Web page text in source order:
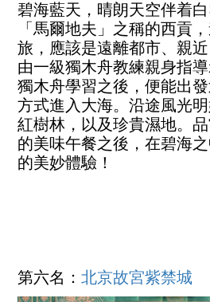
碧海藍天，晴朗天空伴着
「馬爾地夫」之稱的西貢
旅，應該是遠離都市、親近
由一級獨木舟教練親身指
獨木舟學習之後，便能出
方式進入大海。沿途風光
紅樹林，以及珍貴濕地。
的美味午餐之後，在碧海
的美妙體驗！
第六名：北京故宮紫禁城